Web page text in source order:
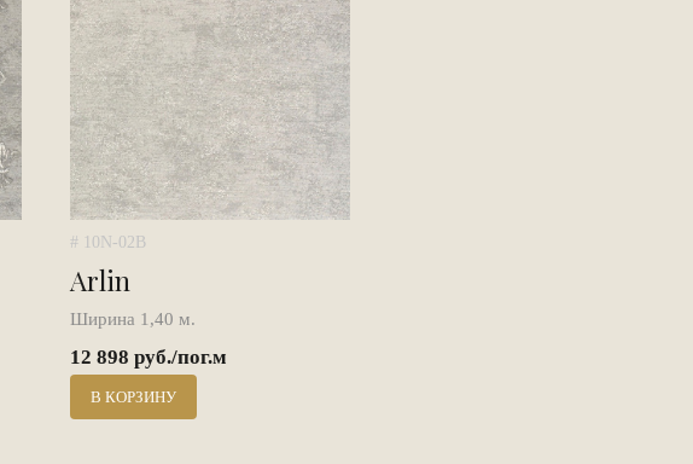
# 10N-02B
Arlin
Ширина 1,40 м.
12 898 руб./пог.м
В КОРЗИНУ